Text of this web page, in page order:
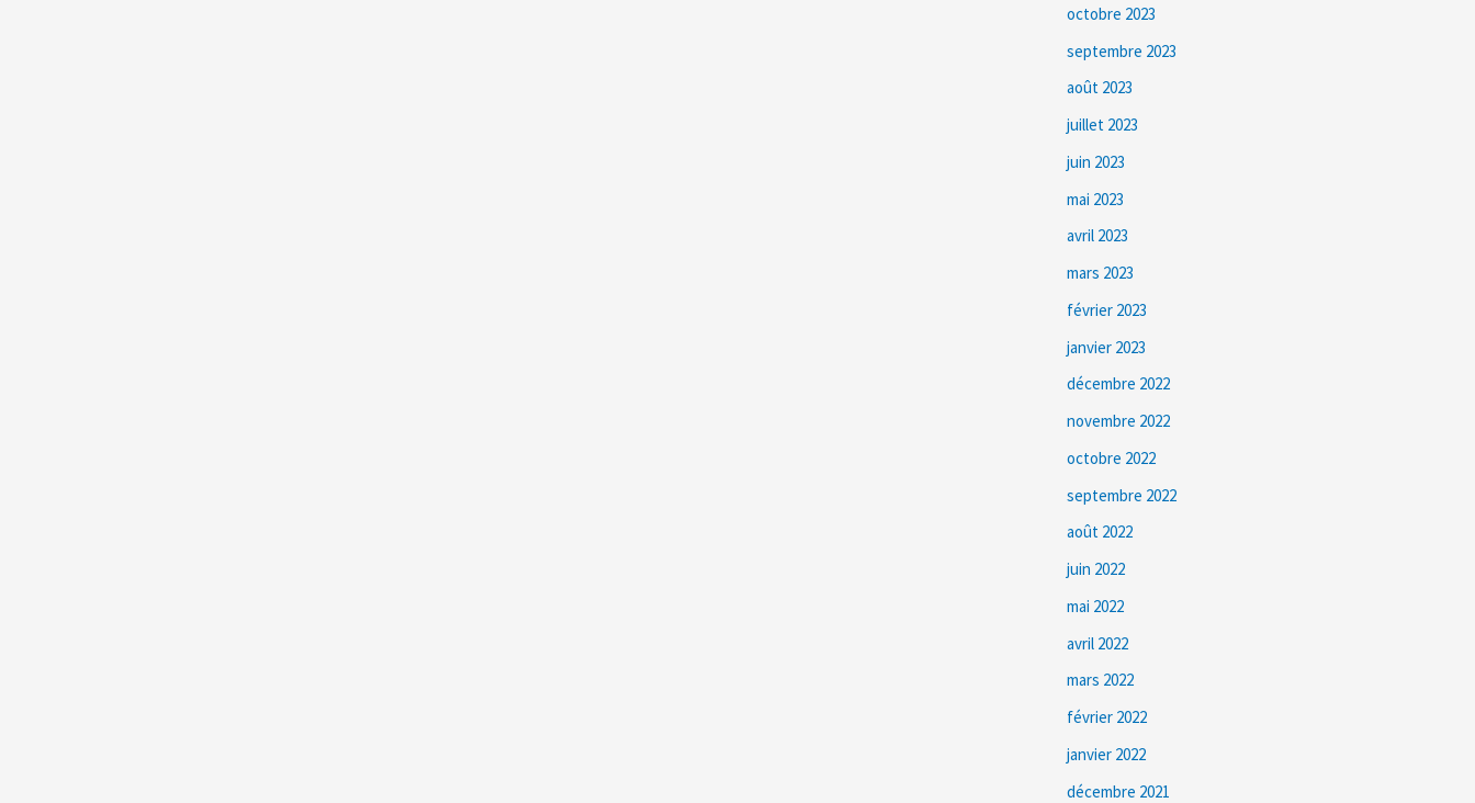
octobre 2023
septembre 2023
août 2023
juillet 2023
juin 2023
mai 2023
avril 2023
mars 2023
février 2023
janvier 2023
décembre 2022
novembre 2022
octobre 2022
septembre 2022
août 2022
juin 2022
mai 2022
avril 2022
mars 2022
février 2022
janvier 2022
décembre 2021